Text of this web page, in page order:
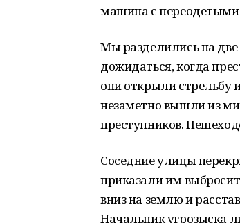
машина с
Мы разделились на две
дожидаться, когда
они открыли стрельбу
незаметно вышли из
преступников.
Соседние улицы
приказали им
вниз на землю и
Начальник угрозыска